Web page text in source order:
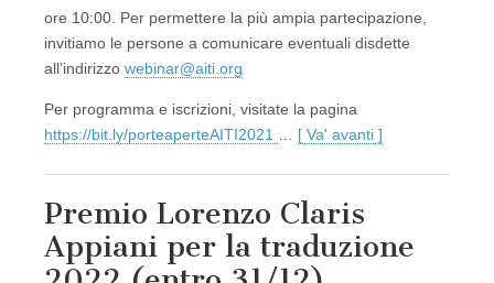
ore 10:00. Per permettere la più ampia partecipazione,
invitiamo le persone a comunicare eventuali disdette
all’indirizzo webinar@aiti.org
Per programma e iscrizioni, visitate la pagina
https://bit.ly/porteaperteAITI2021
[ Va' avanti ]
Premio Lorenzo Claris
Appiani per la traduzione